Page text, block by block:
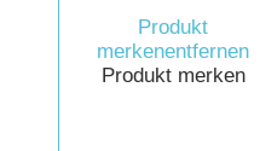
Produkt
merkenentfernen
Produkt merken